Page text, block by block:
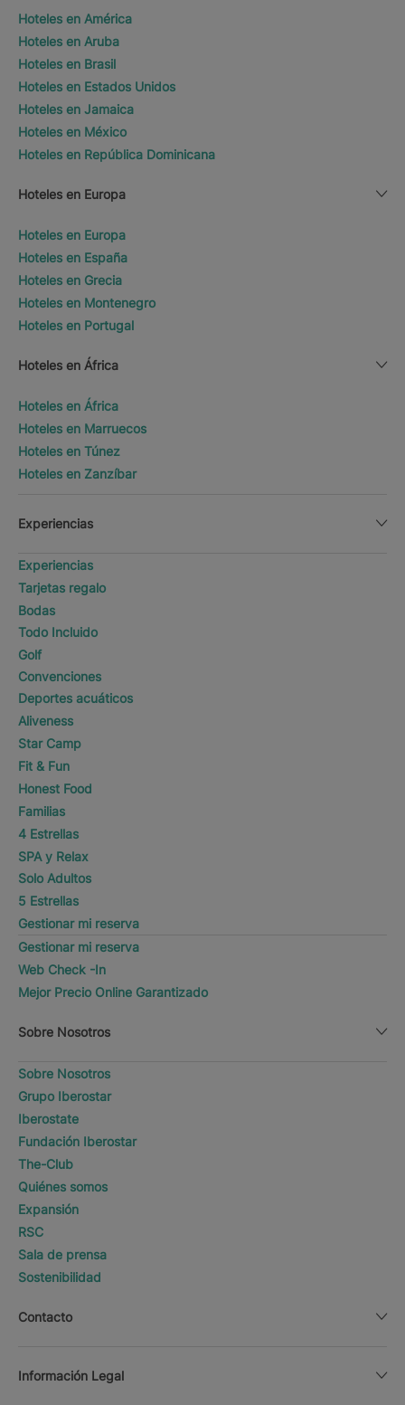
Hoteles en América
Hoteles en Aruba
Hoteles en Brasil
Hoteles en Estados Unidos
Hoteles en Jamaica
Hoteles en México
Hoteles en República Dominicana
Hoteles en Europa
Hoteles en Europa
Hoteles en España
Hoteles en Grecia
Hoteles en Montenegro
Hoteles en Portugal
Hoteles en África
Hoteles en África
Hoteles en Marruecos
Hoteles en Túnez
Hoteles en Zanzíbar
Experiencias
Experiencias
Tarjetas regalo
Bodas
Todo Incluido
Golf
Convenciones
Deportes acuáticos
Aliveness
Star Camp
Fit & Fun
Honest Food
Familias
4 Estrellas
SPA y Relax
Solo Adultos
5 Estrellas
Gestionar mi reserva
Gestionar mi reserva
Web Check -In
Mejor Precio Online Garantizado
Sobre Nosotros
Sobre Nosotros
Grupo Iberostar
Iberostate
Fundación Iberostar
The-Club
Quiénes somos
Expansión
RSC
Sala de prensa
Sostenibilidad
Contacto
Información Legal